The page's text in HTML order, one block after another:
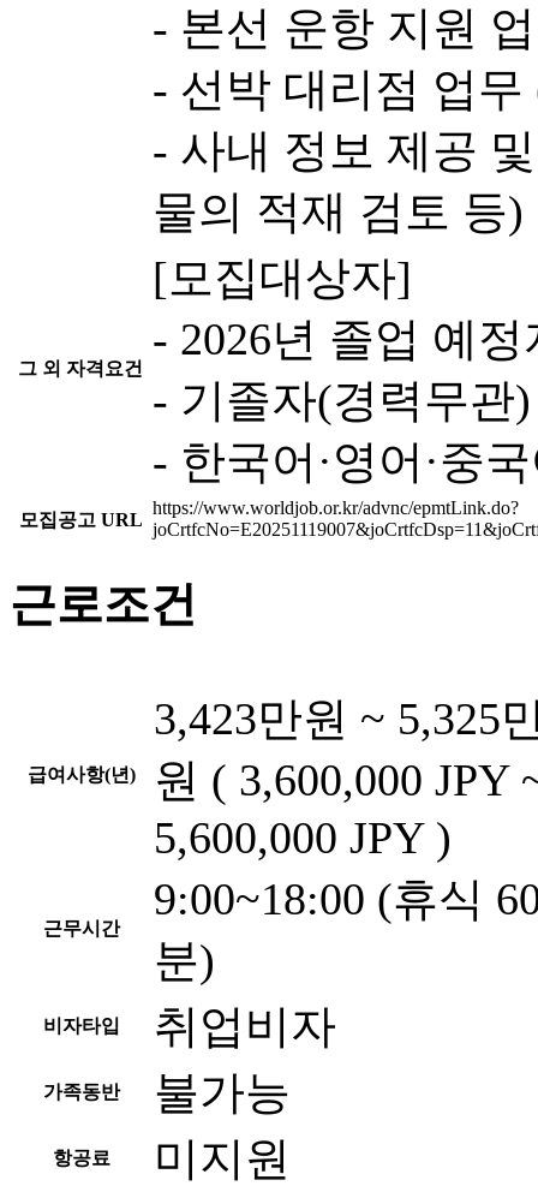
- 본선 운항 지원
- 선박 대리점 업
- 사내 정보 제공
물의 적재 검토 등)
그 외 자격요건
[모집대상자]
- 2026년 졸업 예정
- 기졸자(경력무관)
- 한국어·영어·중
모집공고 URL
https://www.worldjob.or.kr/advnc/epmtLink.do?
근로조건
급여사항(년)
3,423만원 ~ 5,325
원 ( 3,600,000 JPY
5,600,000 JPY )
근무시간
9:00~18:00 (휴식
분)
비자타입 취업비자
가족동반 불가능
항공료 미지원